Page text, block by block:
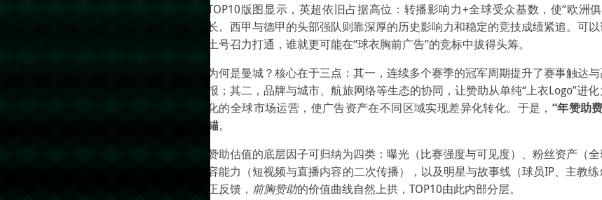
TOP10版图显示，英超依旧占据高位：转播影响力+全球受众基数，使“欧洲
长。西甲与德甲的头部强队则靠深厚的历史影响力和稳定的竞技成绩紧追。可
土号召力打通，谁就更可能在“球衣胸前广告”的竞标中拔得头筹。
为何是曼城？核心在于三点：其一，连续多个赛季的冠军周期提升了赛事触达
报；其二，品牌与城市、航旅网络等生态的协同，让赞助从单纯“上衣Logo”进
化的全球市场运营，使广告资产在不同区域实现差异化转化。于是， “年赞助
锚。
赞助估值的底层因子可归纳为四类：曝光（比赛强度与可见度）、粉丝资产（
容能力（短视频与直播内容的二次传播），以及明星与故事线（球员IP、主教
正反馈， 前胸赞助的价值曲线自然上拱，TOP10由此内部分层。